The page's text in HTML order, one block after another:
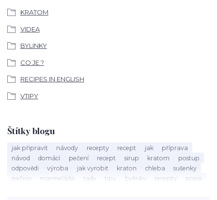
KRATOM
VIDEA
BYLINKY
CO JE ?
RECIPES IN ENGLISH
VTIPY
Štítky blogu
jak připravit návody recepty recept jak
příprava
návod
domácí pečení recept sirup kratom
postup
odpovědi
výroba jak vyrobit kraton chleba
sušenky
pečivo
marmeláda rady tipy bylinky recepty
popis